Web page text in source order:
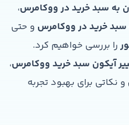
به سبد خرید در ووکامرس،
خرید در ووکامرس و حتی
را بررسی خواهیم کرد.
آیکون سبد خرید ووکامرس،
و نکاتی برای بهبود تجربه